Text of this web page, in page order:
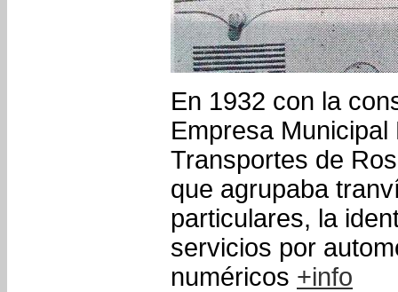
En 1932 con la
Empresa Municipal
Transportes de
que agrupaba
particulares, la
servicios por
numéricos +info